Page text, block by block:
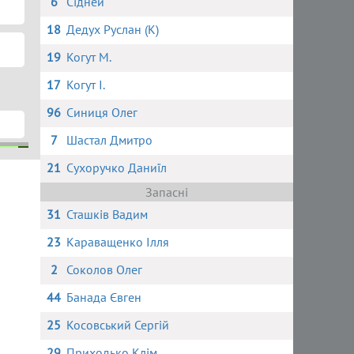
18 Дедух Руслан (К)
19 Когут М.
17 Когут І.
96 Синиця Олег
7
Шастал Дмитро
21 Сухоручко Даниїл
Запасні
31 Сташків Вадим
23 Караващенко Ілля
2
Соколов Олег
44 Банада Євген
25 Косовський Сергій